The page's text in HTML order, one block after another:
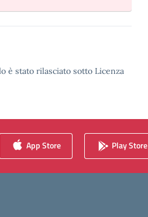
è stato rilasciato sotto Licenza
App Store Play Store